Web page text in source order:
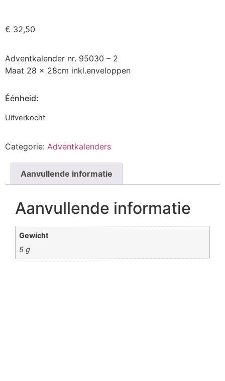
€ 32,50
Adventkalender nr. 95030 – 2
Maat 28 x 28cm inkl.enveloppen
Éénheid:
Uitverkocht
Categorie: Adventkalenders
Aanvullende informatie
Aanvullende informatie
Gewicht
5 g